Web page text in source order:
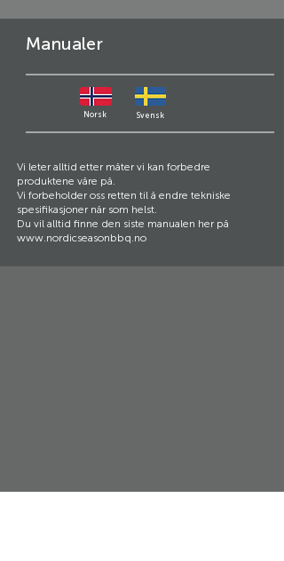
Manualer
Norsk Svensk
Vi leter alltid etter måter vi kan forbedre
produktene våre på.
Vi forbeholder oss retten til å endre tekniske
spesifikasjoner når som helst.
Du vil alltid finne den siste manualen her på
www.nordicseasonbbq.no